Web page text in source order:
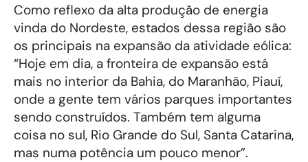
Como reflexo da alta produção de energia
vinda do Nordeste, estados dessa região são
os principais na expansão da atividade eólica:
“Hoje em dia, a fronteira de expansão está
mais no interior da Bahia, do Maranhão, Piauí,
onde a gente tem vários parques importantes
sendo construídos. Também tem alguma
coisa no sul, Rio Grande do Sul, Santa Catarina,
mas numa potência um pouco menor”.